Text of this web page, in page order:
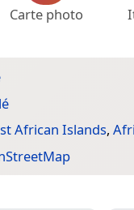
Carte photo
African Islands,